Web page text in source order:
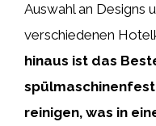
Auswahl an Designs
verschiedenen
hinaus ist das
reinigen, was in